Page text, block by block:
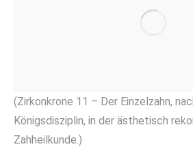
(Zirkonkrone 11 – Der Einzelzahn,
Königsdisziplin, in der ästhetisch
Zahheilkunde.)